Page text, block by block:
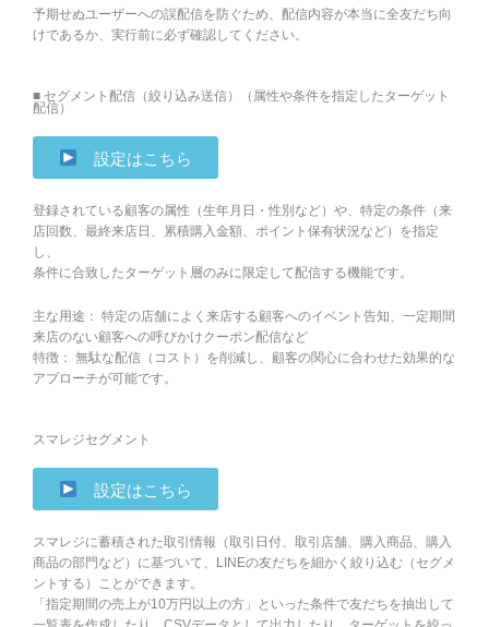
予期せぬユーザーへの誤配信を防ぐため、配信内容が本当に全友だち向
けであるか、実行前に必ず確認してください。
■ セグメント配信（絞り込み送信）（属性や条件を指定したターゲット
配信）
設定はこちら
登録されている顧客の属性（生年月日・性別など）や、特定の条件（来
店回数、最終来店日、累積購入金額、ポイント保有状況など）を指定
し、
条件に合致したターゲット層のみに限定して配信する機能です。
主な用途： 特定の店舗によく来店する顧客へのイベント告知、一定期間
来店のない顧客への呼びかけクーポン配信など
特徴： 無駄な配信（コスト）を削減し、顧客の関心に合わせた効果的な
アプローチが可能です。
スマレジセグメント
設定はこちら
スマレジに蓄積された取引情報（取引日付、取引店舗、購入商品、購入
商品の部門など）に基づいて、LINEの友だちを細かく絞り込む（セグメ
ントする）ことができます。
「指定期間の売上が10万円以上の方」といった条件で友だちを抽出して